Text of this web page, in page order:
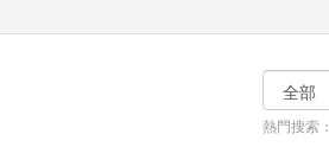
熱門搜索：